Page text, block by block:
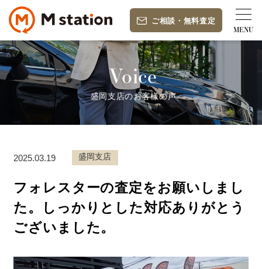
ご相談 ・ 無料査定
Voice
盛岡支店のお客様の声
2025.03.19 盛岡支店
フォレスターの査定をお願いしまし
た。しっかりとした対応ありがとう
ございました。